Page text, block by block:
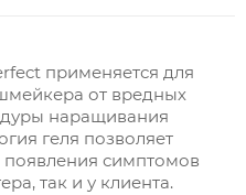
применяется для
от вредных
наращивания
геля позволяет
появления симптомов
так и у клиента.